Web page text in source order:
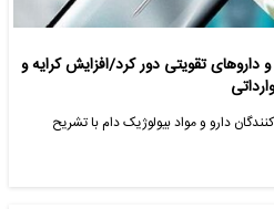
و داروهای تقویتی دور کرد/افزایش کرایه و
دارو و مواد بیولوژیک دام با تشریح